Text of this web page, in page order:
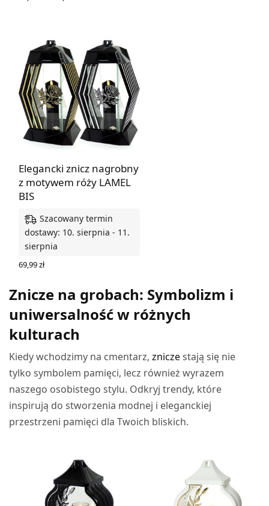
Elegancki znicz nagrobny
z motywem róży LAMEL
BIS
Szacowany termin
dostawy: 10. sierpnia - 11.
sierpnia
69,99zł
Znicze na grobach: Symbolizm i
uniwersalność w różnych
kulturach
Kiedy wchodzimy na cmentarz,zniczestają się nie
tylko symbolem pamięci, lecz również wyrazem
naszego osobistego stylu. Odkryj trendy, które
inspirują do stworzenia modnej i eleganckiej
przestrzeni pamięci dla Twoich bliskich.